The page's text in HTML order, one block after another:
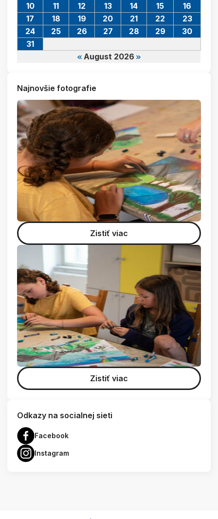
August 2026
10
11 12 13 14 15
16
17
18 19 20 21 22
23
24
25 26 27 28 29
30
31
Najnovšie fotografie
Zistiť viac
Zistiť viac
Odkazy na socialnej sieti
Facebook
Instagram